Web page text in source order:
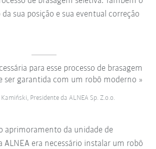
sua posição e sua eventual correção
para esse processo de brasagem
ser garantida com um robô moderno
Presidente da ALNEA Sp. Z.o.o.
aprimoramento da unidade de
ALNEA era necessário instalar um robô